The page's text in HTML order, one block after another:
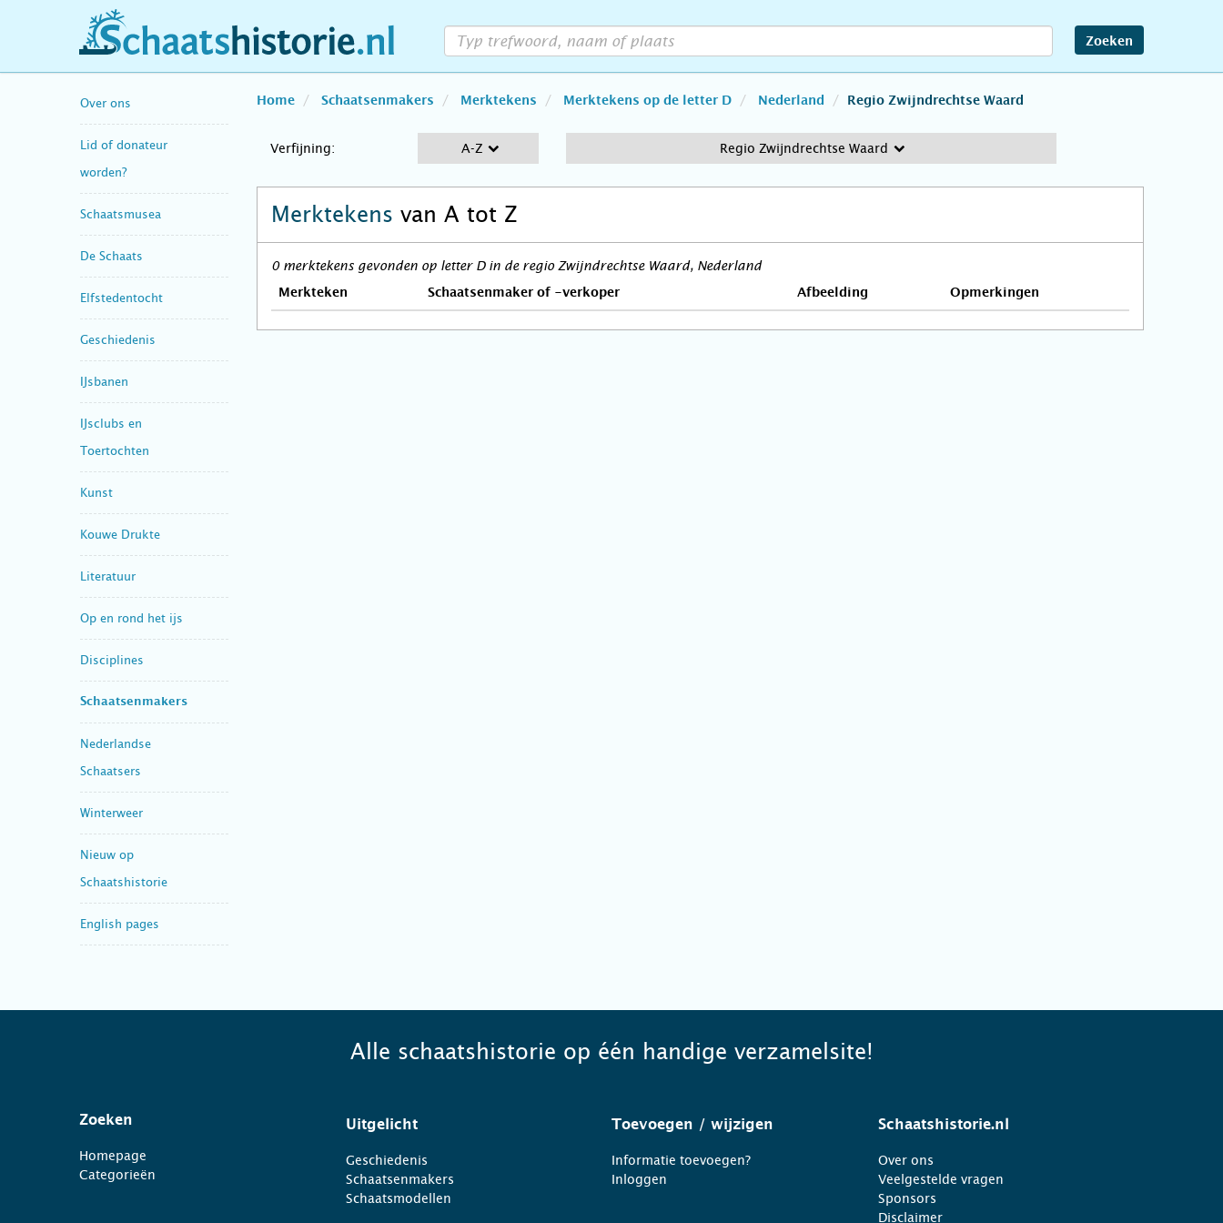
schaatshistorie.nl Zoeken
Over ons
Lid of donateur
worden?
Schaatsmusea
De Schaats
Elfstedentocht
Geschiedenis
IJsbanen
IJsclubs en
Toertochten
Kunst
Kouwe Drukte
Literatuur
Op en rond het ijs
Disciplines
Schaatsenmakers
Nederlandse
Schaatsers
Winterweer
Nieuw op
Schaatshistorie
English pages
Home Schaatsenmakers Merktekens Merktekens op de letter D Nederland Regio Zwijndrechtse Waard
Verfijning: A-Z Regio Zwijndrechtse Waard
Merktekens van A tot Z
0 merktekens gevonden op letter D in de regio Zwijndrechtse Waard, Nederland
Merkteken Schaatsenmaker of -verkoper Afbeelding Opmerkingen
Alle schaatshistorie op één handige verzamelsite!
Zoeken
Homepage
Categorieën
Uitgelicht
Geschiedenis
Schaatsenmakers
Schaatsmodellen
Toevoegen / wijzigen
Informatie toevoegen?
Inloggen
Schaatshistorie.nl
Over ons
Veelgestelde vragen
Sponsors
Disclaimer